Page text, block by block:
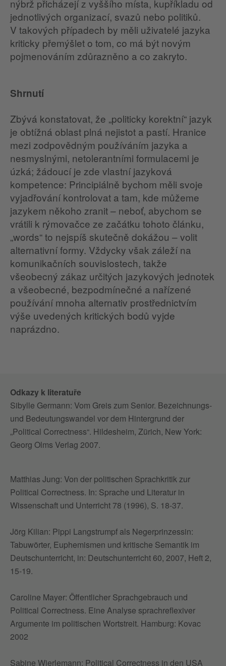
nýbrž přicházejí z vyššího místa, kupříkladu od
jednotlivých organizací, svazů nebo politiků.
V takových případech by měli uživatelé jazyka
kriticky přemýšlet o tom, co má být novým
pojmenováním zdůrazněno a co zakryto.
Shrnutí
Zbývá konstatovat, že „politicky korektní“ jazyk
je obtížná oblast plná nejistot a pastí. Hranice
mezi zodpovědným používáním jazyka a
nesmyslnými, netolerantními formulacemi je
úzká; žádoucí je zde vlastní jazyková
kompetence: Principiálně bychom měli svoje
vyjadřování kontrolovat a tam, kde můžeme
jazykem někoho zranit – neboť, abychom se
vrátili k rýmovačce ze začátku tohoto článku,
„words“ to nejspíš skutečně dokážou – volit
alternativní formy. Vždycky však záleží na
komunikačních souvislostech, takže
všeobecný zákaz určitých jazykových jednotek
a všeobecné, bezpodmínečné a nařízené
používání mnoha alternativ prostřednictvím
výše uvedených kritických bodů vyjde
naprázdno.
Odkazy k literatuře
Sibylle Germann: Vom Greis zum Senior. Bezeichnungs-
und Bedeutungswandel vor dem Hintergrund der
„Political Correctness“. Hildesheim, Zürich, New York:
Georg Olms Verlag 2007.
Matthias Jung: Von der politischen Sprachkritik zur
Political Correctness. In: Sprache und Literatur in
Wissenschaft und Unterricht 78 (1996), S. 18-37.
Jörg Kilian: Pippi Langstrumpf als Negerprinzessin:
Tabuwörter, Euphemismen und kritische Semantik im
Deutschunterricht, in: Deutschunterricht 60, 2007, Heft 2,
15-19.
Caroline Mayer: Öffentlicher Sprachgebrauch und
Political Correctness. Eine Analyse sprachreflexiver
Argumente im politischen Wortstreit. Hamburg: Kovac
2002
Sabine Wierlemann: Political Correctness in den USA